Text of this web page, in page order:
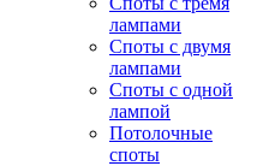
лампами
Споты с двумя
лампами
Споты с одной
лампой
Потолочные
споты